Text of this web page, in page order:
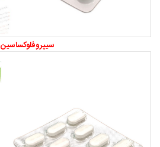
سیپروفلوکساسین